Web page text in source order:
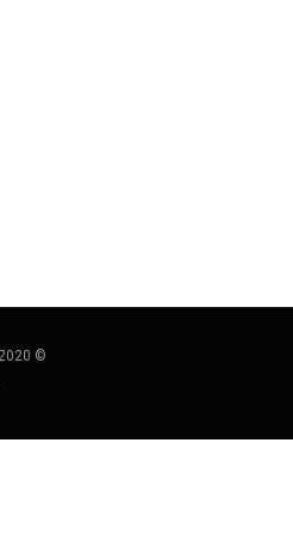
© 2020 - مجله خبری و آموزشی بخت